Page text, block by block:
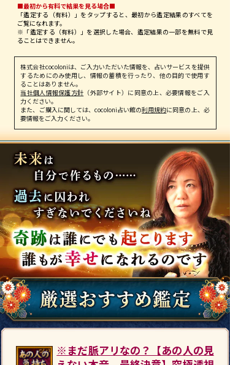
■最初から有料で結果を見る場合■
「鑑定する（有料）」を タップすると、最初から鑑定結果のすべてを
ご覧になれます。
※「鑑定する（有料）」を選択した場合、鑑定結果の一部を無料で見
ることはできません。
株式会社cocoloniは、ご入力いただいた情報を、占いサービスを提供
するためにのみ使用し、情報の蓄積を行ったり、他の目的で使用す
ることはありません。
当社個人情報保護方針 （外部サイト）に同意の上、必要情報をご入
力ください。
また、ご購入に関しては、cocoloni占い館の利用規約に同意の上、必
要情報をご入力ください。
※まだ脈アリなの？【あの人の見